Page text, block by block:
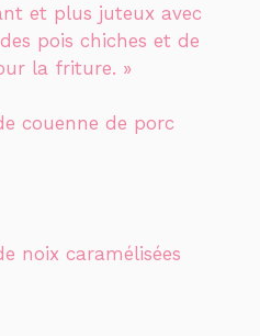
et plus juteux avec
pois chiches et de
la friture. »
couenne de porc
noix caramélisées